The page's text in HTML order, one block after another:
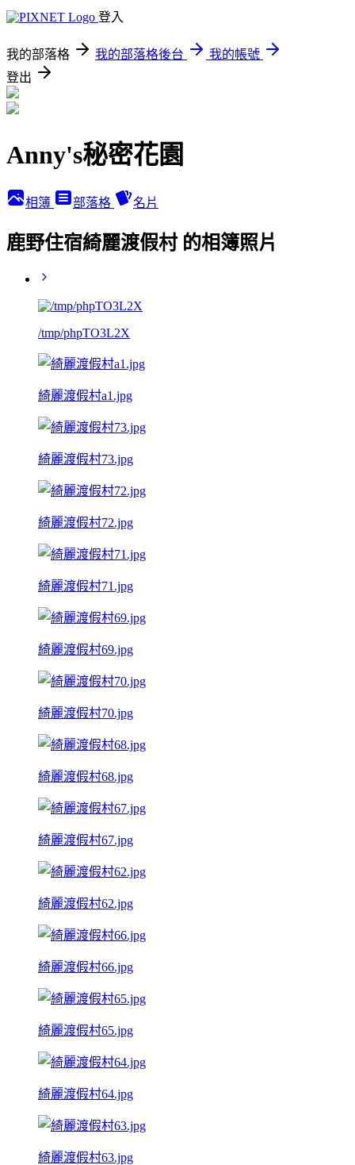
登入
我的部落格 我的部落格後台
我的帳號
登出
Anny's秘密花園
相簿 部落格 名片
鹿野住宿綺麗渡假村 的相簿照片
/tmp/phpTO3L2X
綺麗渡假村a1.jpg
綺麗渡假村73.jpg
綺麗渡假村72.jpg
綺麗渡假村71.jpg
綺麗渡假村69.jpg
綺麗渡假村70.jpg
綺麗渡假村68.jpg
綺麗渡假村67.jpg
綺麗渡假村62.jpg
綺麗渡假村66.jpg
綺麗渡假村65.jpg
綺麗渡假村64.jpg
綺麗渡假村63.jpg